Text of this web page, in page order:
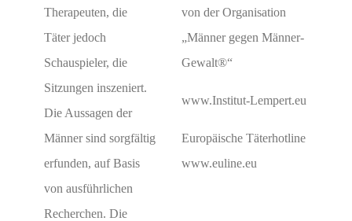
Therapeuten, die
Täter jedoch
Schauspieler, die
Sitzungen inszeniert.
Die Aussagen der
Männer sind sorgfältig
erfunden, auf Basis
von ausführlichen
Recherchen. Die
von der Organisation
„Männer gegen Männer-
Gewalt®“
www.Institut-Lempert.eu
Europäische Täterhotline
www.euline.eu